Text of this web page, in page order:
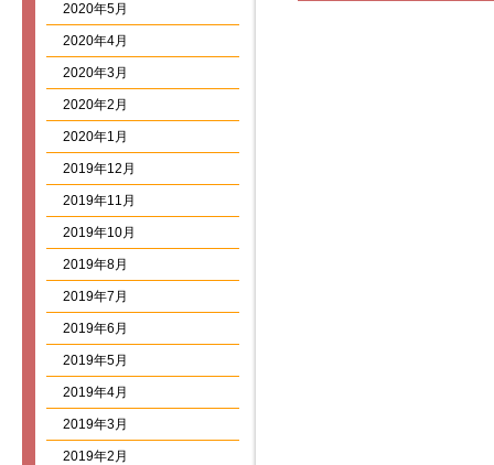
2020年5月
2020年4月
2020年3月
2020年2月
2020年1月
2019年12月
2019年11月
2019年10月
2019年8月
2019年7月
2019年6月
2019年5月
2019年4月
2019年3月
2019年2月